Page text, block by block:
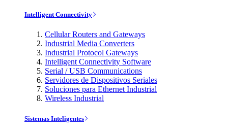
Intelligent Connectivity
Cellular Routers and Gateways
Industrial Media Converters
Industrial Protocol Gateways
Intelligent Connectivity Software
Serial / USB Communications
Servidores de Dispositivos Seriales
Soluciones para Ethernet Industrial
Wireless Industrial
Sistemas Inteligentes